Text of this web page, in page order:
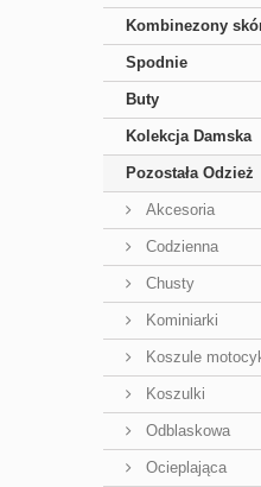
Kombinezony
Spodnie
Buty
Kolekcja Damska
Pozostała Odzież
Akcesoria
Codzienna
Chusty
Kominiarki
Koszule
Koszulki
Odblaskowa
Ocieplająca